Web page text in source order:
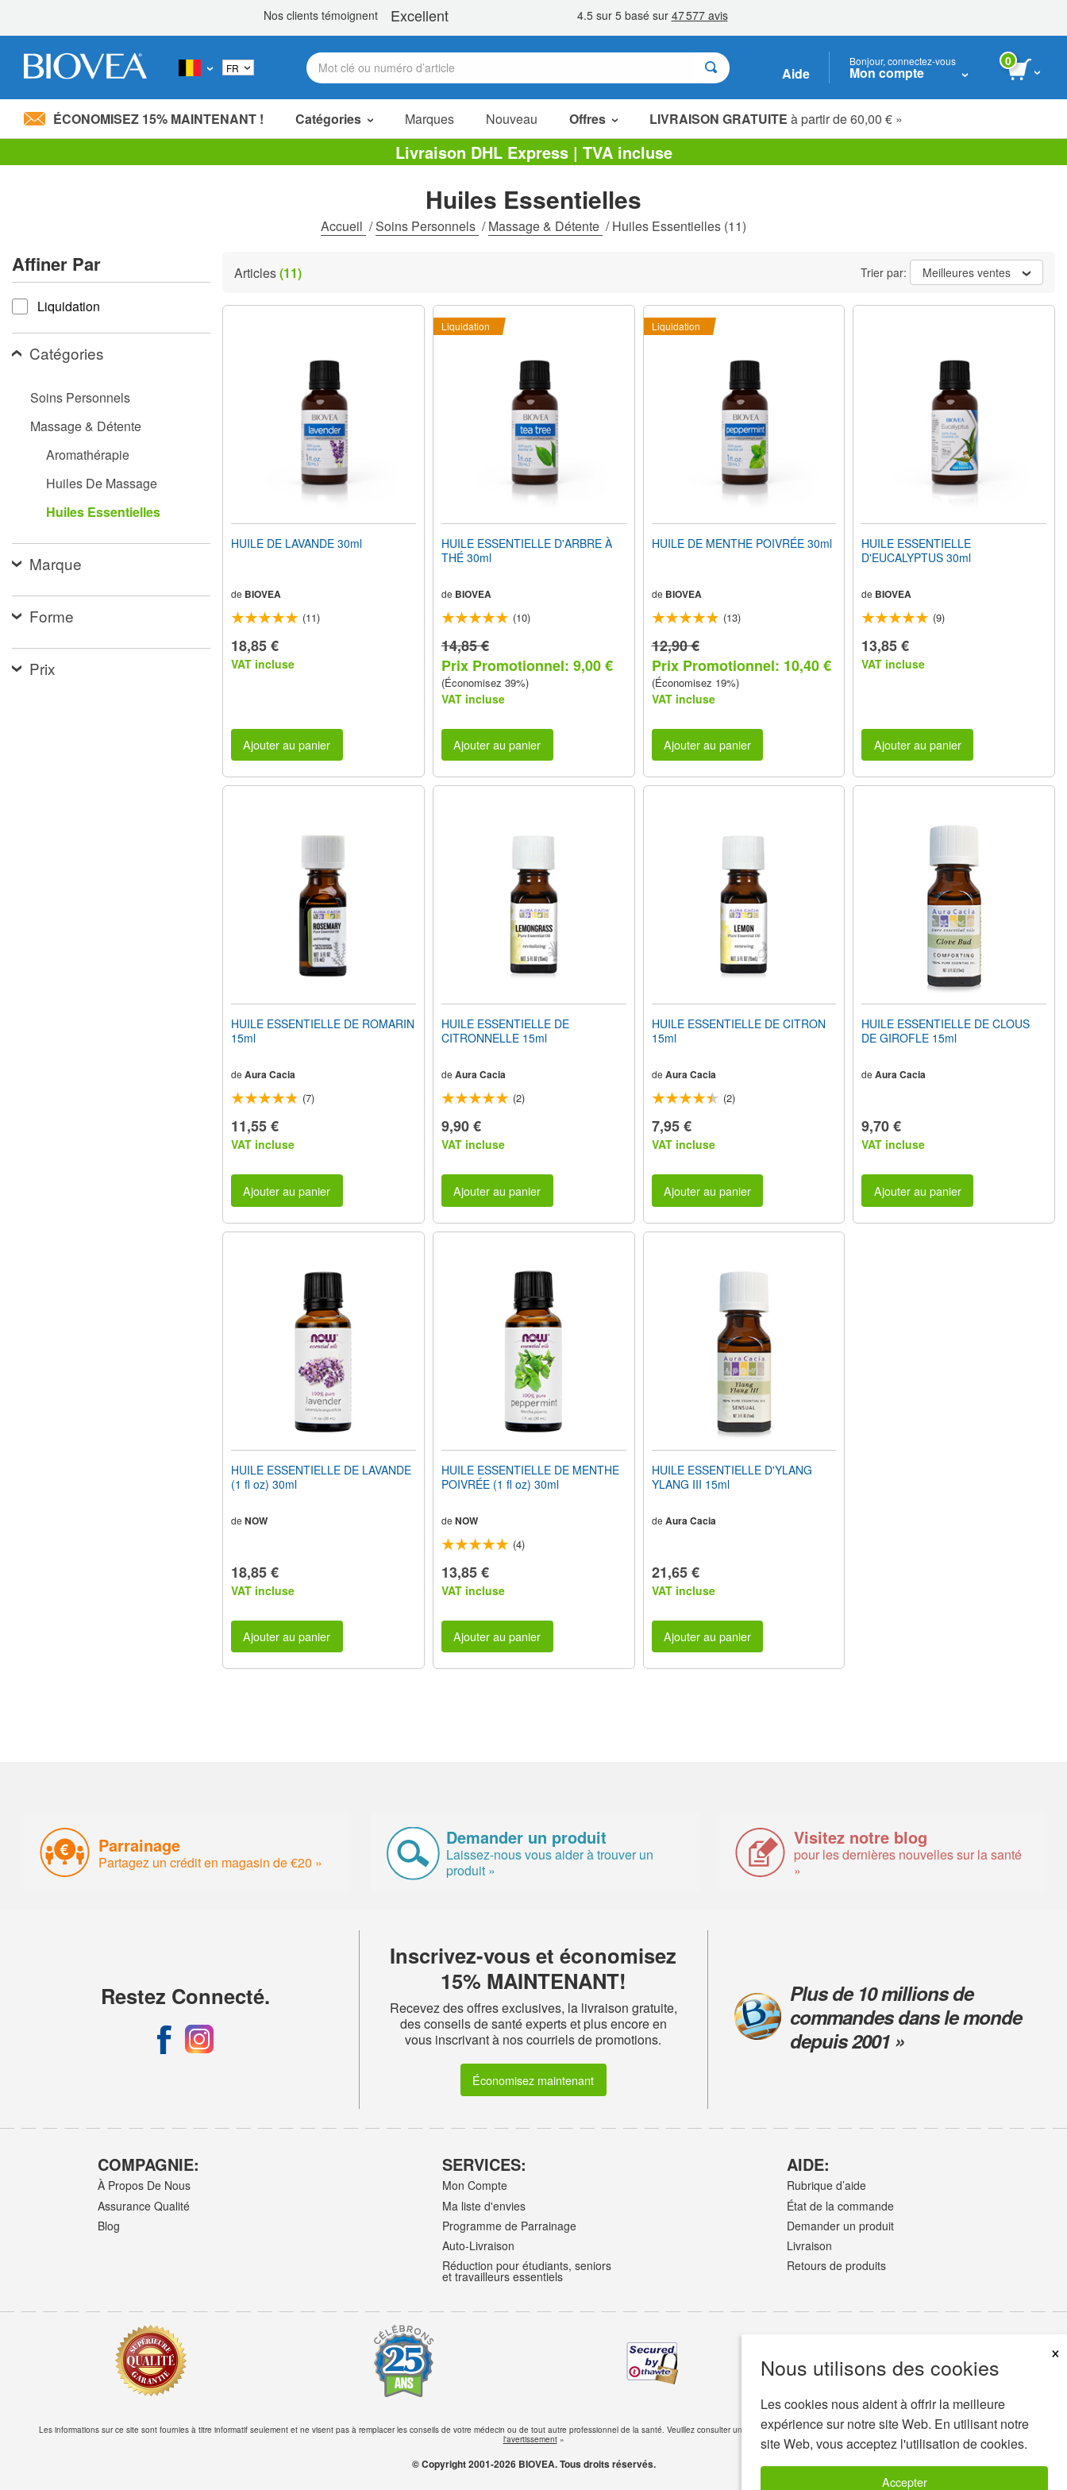
Veuillez
un
système
d'accessibilité.
Appuyez
Ctrl-
F11
malvoyants
d'écran ;
Ctrl-
pour
ouvrir
un
d'accessibilité.
Aide
Bonjour, connectez-vous
Mon compte
0
ÉCONOMISEZ 15% MAINTENANT ! Catégories Marques Nouveau Offres LIVRAISON GRATUITE à partir de 60,00 € »
Articles en Promotion
Packs Économiques
Liquidation
Livraison DHL Express | TVA incluse
Nous utilisons des cookies
×
Les cookies nous aident à offrir la meilleure
expérience sur notre site Web. En utilisant notre
site Web, vous acceptez l'utilisation de cookies.
Accepter
Huiles Essentielles
Accueil /Soins Personnels /Massage & Détente /Huiles Essentielles (11)
Affiner Par
Affiner par
Liquidation
Catégories
Soins Personnels
Massage & Détente
Aromathérapie
Huiles De Massage
Huiles Essentielles
Marque
Forme
Prix
Articles(11) Trier par: Meilleures ventes
HUILE DE LAVANDE 30ml
de BIOVEA
(11)
18,85 €
VAT incluse
Ajouter au panier
Liquidation
HUILE ESSENTIELLE D'ARBRE À
THÉ 30ml
de BIOVEA
(10)
14,85 €
Prix Promotionnel: 9,00 €
(Économisez 39%)
VAT incluse
Ajouter au panier
Liquidation
HUILE DE MENTHE POIVRÉE 30ml
de BIOVEA
(13)
12,90 €
Prix Promotionnel: 10,40 €
(Économisez 19%)
VAT incluse
Ajouter au panier
HUILE ESSENTIELLE
D'EUCALYPTUS 30ml
de BIOVEA
(9)
13,85 €
VAT incluse
Ajouter au panier
HUILE ESSENTIELLE DE ROMARIN
15ml
de Aura Cacia
(7)
11,55 €
VAT incluse
Ajouter au panier
HUILE ESSENTIELLE DE
CITRONNELLE 15ml
de Aura Cacia
(2)
9,90 €
VAT incluse
Ajouter au panier
HUILE ESSENTIELLE DE CITRON
15ml
de Aura Cacia
(2)
7,95 €
VAT incluse
Ajouter au panier
HUILE ESSENTIELLE DE CLOUS
DE GIROFLE 15ml
de Aura Cacia
9,70 €
VAT incluse
Ajouter au panier
HUILE ESSENTIELLE DE LAVANDE
(1 fl oz) 30ml
de NOW
18,85 €
VAT incluse
Ajouter au panier
HUILE ESSENTIELLE DE MENTHE
POIVRÉE (1 fl oz) 30ml
de NOW
(4)
13,85 €
VAT incluse
Ajouter au panier
HUILE ESSENTIELLE D'YLANG
YLANG III 15ml
de Aura Cacia
21,65 €
VAT incluse
Ajouter au panier
Parrainage
Partagez un crédit en magasin de €20 »
Demander un produit
Laissez-nous vous aider à trouver un
produit »
Visitez notre blog
pour les dernières nouvelles sur la santé
»
Restez Connecté.
Inscrivez-vous et économisez
15% MAINTENANT!
Recevez des offres exclusives, la livraison gratuite,
des conseils de santé experts et plus encore en
vous inscrivant à nos courriels de promotions.
Économisez maintenant
Plus de 10 millions de
commandes dans le monde
depuis 2001 »
COMPAGNIE:
À Propos De Nous
Assurance Qualité
Blog
SERVICES:
Mon Compte
Ma liste d'envies
Programme de Parrainage
Auto-Livraison
Réduction pour étudiants, seniors
et travailleurs essentiels
AIDE:
Rubrique d’aide
État de la commande
Demander un produit
Livraison
Retours de produits
© Copyright 2001-2026 BIOVEA. Tous droits réservés.
Les informations sur ce site sont fournies à titre informatif seulement et ne visent pas à remplacer les conseils de votre médecin ou de tout autre professionnel de la santé. Veuillez consulter un professionnel de la santé si vous avez des questions de nature médicaleLire
l'avertissement»